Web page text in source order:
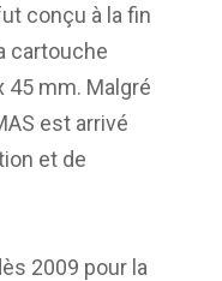
conçu à la fin
cartouche
45 mm. Malgré
est arrivé
et de
2009 pour la